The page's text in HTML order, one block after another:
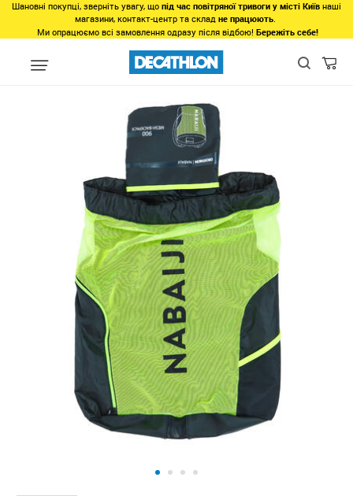
Шановні покупці, зверніть увагу, що під час повітряної тривоги у місті Київ наші
магазини, контакт-центр та склад не працюють.
Ми опрацюємо всі замовлення одразу після відбою! Бережіть себе!
Види спорту Водні види спорту Плавання у басейні